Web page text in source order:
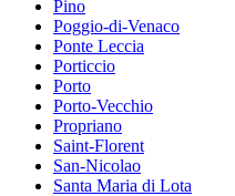
Pino
Poggio-di-Venaco
Ponte Leccia
Porticcio
Porto
Porto-Vecchio
Propriano
Saint-Florent
San-Nicolao
Santa Maria di Lota